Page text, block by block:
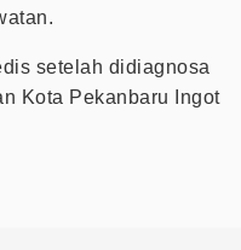
setelah didiagnosa
Kota Pekanbaru Ingot